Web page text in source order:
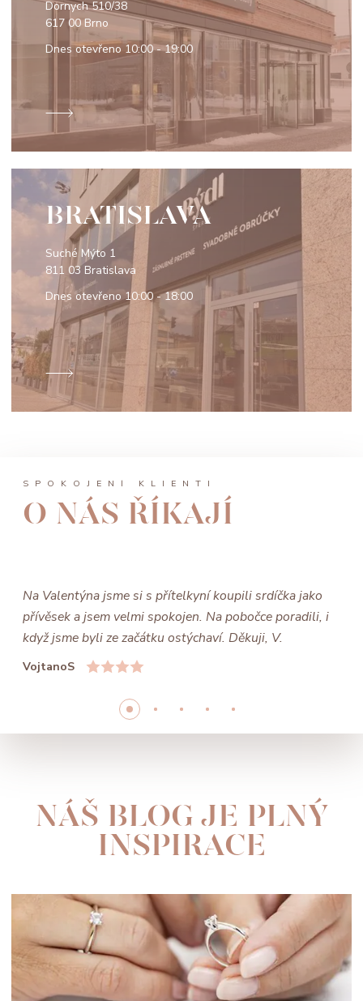
Dornych 510/38
617 00 Brno
Dnes otevřeno 10:00 - 19:00
BRATISLAVA
Suché Mýto 1
811 03 Bratislava
Dnes otevřeno10:00 - 18:00
SPOKOJENÍ KLIENTI
O NÁS ŘÍKAJÍ
Na Valentýna jsme si s přítelkyní koupili srdíčka jako
přívěsek a jsem velmi spokojen. Na pobočce poradili, i
když jsme byli ze začátku ostýchaví. Děkuji, V.
VojtanoS
NÁŠ BLOG JE PLNÝ
INSPIRACE